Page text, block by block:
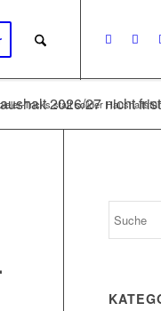
2026/27 nicht
Tricks statt solider